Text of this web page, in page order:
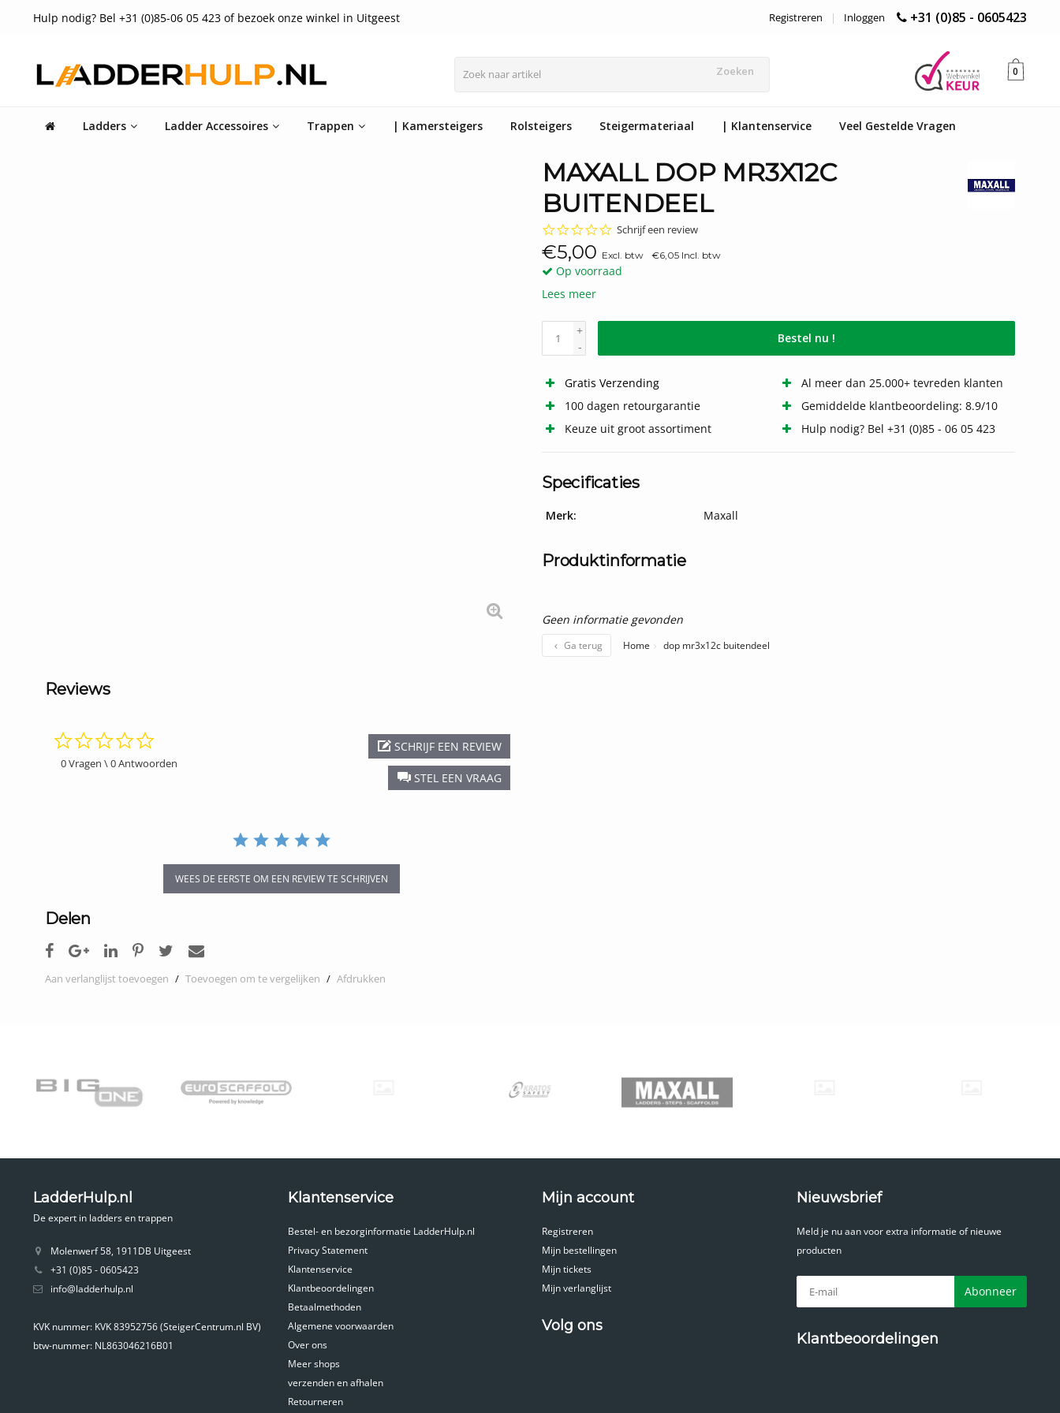
Hulp nodig? Bel +31 (0)85-06 05 423 of bezoek onze winkel in Uitgeest +31 (0)85 - 0605423
Inloggen
|
Registreren
Zoeken 0
Ladders Ladder Accessoires Trappen | Kamersteigers Rolsteigers Steigermateriaal | Klantenservice Veel Gestelde Vragen
Reviews
rating
0 Vragen \ 0 Antwoorden
STEL EEN VRAAG
SCHRIJF EEN REVIEW
WEES DE EERSTE OM EEN REVIEW TE SCHRIJVEN
Delen
Aan verlanglijst toevoegen / Toevoegen om te vergelijken / Afdrukken
MAXALL DOP MR3X12C
BUITENDEEL
0.0
rating
Schrijf een review
€5,00 Excl. btw €6,05 Incl. btw
Op voorraad
Lees meer
+
-
Bestel nu !
Gratis Verzending
Al meer dan 25.000+ tevreden klanten
100 dagen retourgarantie
Gemiddelde klantbeoordeling: 8.9/10
Keuze uit groot assortiment
Hulp nodig? Bel +31 (0)85 - 06 05 423
Specificaties
Merk: Maxall
Produktinformatie
Geen informatie gevonden
Ga terug Home dop mr3x12c buitendeel
LadderHulp.nl
De expert in ladders en trappen
Molenwerf 58, 1911DB Uitgeest
+31 (0)85 - 0605423
info@ladderhulp.nl
KVK nummer: KVK 83952756 (SteigerCentrum.nl BV)
btw-nummer: NL863046216B01
Klantenservice
Bestel- en bezorginformatie LadderHulp.nl
Privacy Statement
Klantenservice
Klantbeoordelingen
Betaalmethoden
Algemene voorwaarden
Over ons
Meer shops
verzenden en afhalen
Retourneren
Mijn account
Registreren
Mijn bestellingen
Mijn tickets
Mijn verlanglijst
Volg ons
Nieuwsbrief
Meld je nu aan voor extra informatie of nieuwe
producten
Abonneer
Klantbeoordelingen